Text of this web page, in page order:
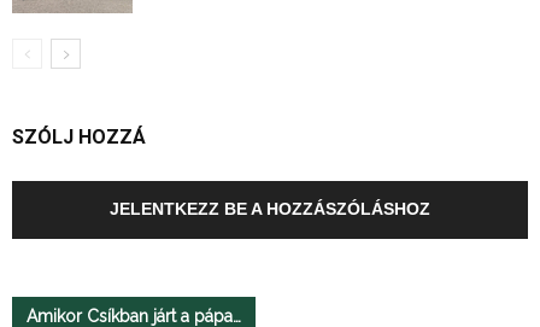
SZÓLJ HOZZÁ
JELENTKEZZ BE A HOZZÁSZÓLÁSHOZ
Amikor Csíkban járt a pápa…